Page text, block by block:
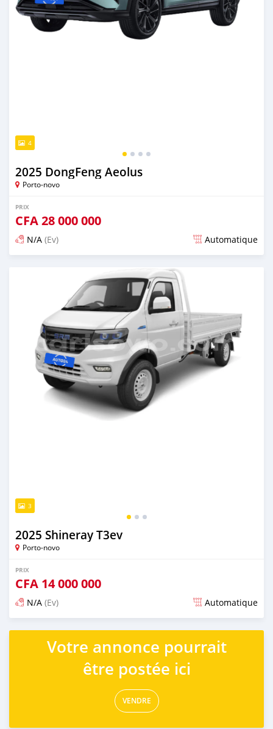
4
2025 DongFeng Aeolus
Porto-novo
PRIX
CFA28 000 000
N/A (Ev) Automatique
3
2025 Shineray T3ev
Porto-novo
PRIX
CFA 14 000 000
N/A (Ev) Automatique
Publié il y a plus d'un an
Votre annonce pourrait
être postée ici
VENDRE